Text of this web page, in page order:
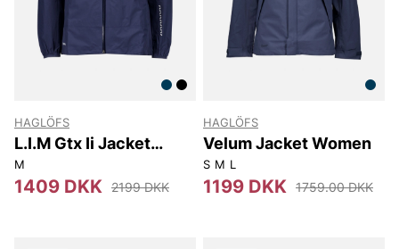
HAGLÖFS
L.I.M Gtx Ii Jacket
Women
M
1409 DKK 2199 DKK
HAGLÖFS
Velum Jacket Women
S M L
1199 DKK 1759.00 DKK